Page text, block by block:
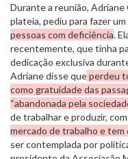
Durante a reunião, Adriane
plateia, pediu para fazer
pessoas com deficiência.
recentemente, que tinha
dedicação exclusiva
Adriane disse queperdeu
como gratuidade das
“abandonada pela
de trabalhar e produzir,
mercado de trabalho e
ser contemplada por